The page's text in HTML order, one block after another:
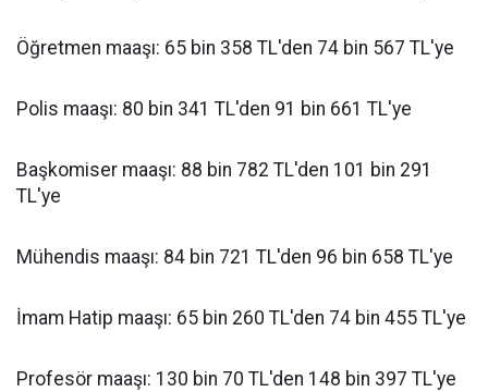
Öğretmen maaşı: 65 bin 358 TL'den 74 bin 567 TL'ye
Polis maaşı: 80 bin 341 TL'den 91 bin 661 TL'ye
Başkomiser maaşı: 88 bin 782 TL'den 101 bin 291
TL'ye
Mühendis maaşı: 84 bin 721 TL'den 96 bin 658 TL'ye
İmam Hatip maaşı: 65 bin 260 TL'den 74 bin 455 TL'ye
Profesör maaşı: 130 bin 70 TL'den 148 bin 397 TL'ye